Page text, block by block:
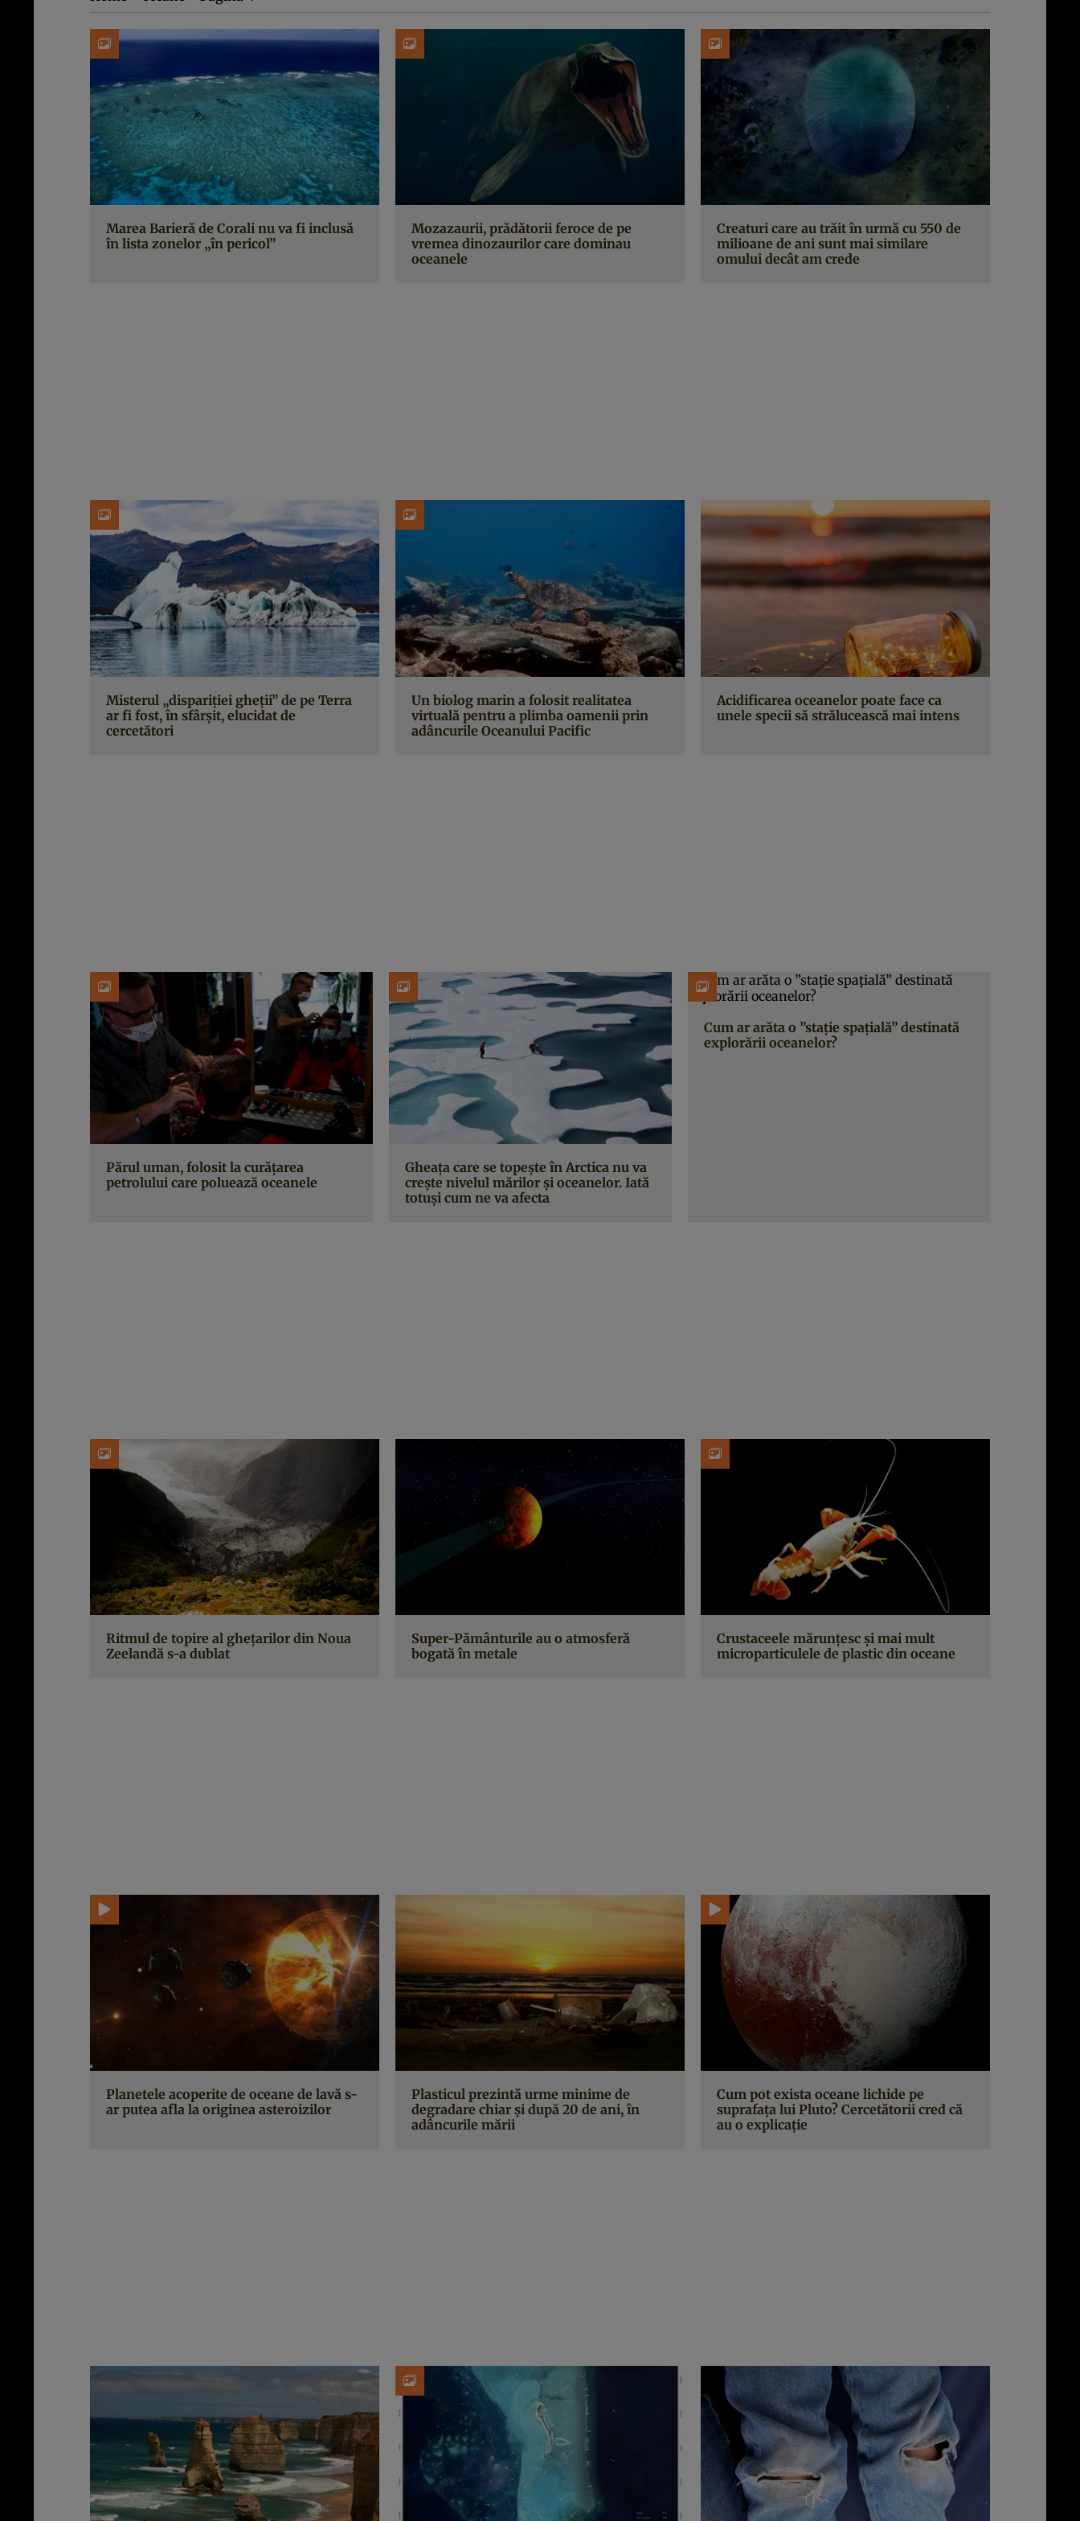
Marea Barieră de Corali nu va fi inclusă
în lista zonelor „în pericol”
Mozazaurii, prădătorii feroce de pe
vremea dinozaurilor care dominau
oceanele
Creaturi care au trăit în urmă cu 550 de
milioane de ani sunt mai similare
omului decât am crede
Misterul „dispariției gheții” de pe Terra
ar fi fost, în sfârșit, elucidat de
cercetători
Un biolog marin a folosit realitatea
virtuală pentru a plimba oamenii prin
adâncurile Oceanului Pacific
Acidificarea oceanelor poate face ca
unele specii să strălucească mai intens
Părul uman, folosit la curățarea
petrolului care poluează oceanele
Gheața care se topește în Arctica nu va
crește nivelul mărilor și oceanelor. Iată
totuși cum ne va afecta
Cum ar arăta o ”stație spațială” destinată
explorării oceanelor?
Ritmul de topire al ghețarilor din Noua
Zeelandă s-a dublat
Super-Pământurile au o atmosferă
bogată în metale
Crustaceele mărunțesc și mai mult
microparticulele de plastic din oceane
Planetele acoperite de oceane de lavă s-
ar putea afla la originea asteroizilor
Plasticul prezintă urme minime de
degradare chiar și după 20 de ani, în
adâncurile mării
Cum pot exista oceane lichide pe
suprafața lui Pluto? Cercetătorii cred că
au o explicație